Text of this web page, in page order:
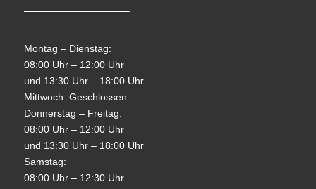
Montag – Dienstag:
08:00 Uhr – 12:00 Uhr
und 13:30 Uhr – 18:00 Uhr
Mittwoch: Geschlossen
Donnerstag – Freitag:
08:00 Uhr – 12:00 Uhr
und 13:30 Uhr – 18:00 Uhr
Samstag:
08:00 Uhr – 12:30 Uhr